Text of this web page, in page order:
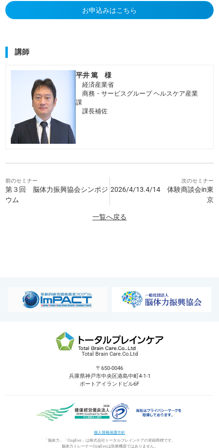
お申込みはこちら
講師
平井 篤 様
経済産業省
商務・サービスグループ ヘルスケア産業
課
課長補佐
前のセミナー
第３回 脳体力振興協会シンポジ
ウム
次のセミナー
2026/4/13.4/14 体験商談会in東
京
一覧へ戻る
Total Brain Care.Co.Ltd
〒650-0046
兵庫県神戸市中央区港島中町4-1-1
ポートアイランドビル6F
個人情報保護方針
「脳体力」「CogEvo」は株式会社トータルブレインケアの登録商標です。
脳体力トレーナーCogEvoは医療機器ではありません。